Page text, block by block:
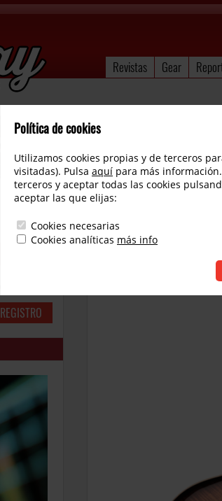
Revistas Gear
PRS SE Hollowbody
REGISTRO
Política de cookies
Utilizamos cookies propias y de terceros
visitadas). Pulsa aquí para más
terceros y aceptar todas las cookies
aceptar las que elijas:
Cookies necesarias
Cookies analíticas más info